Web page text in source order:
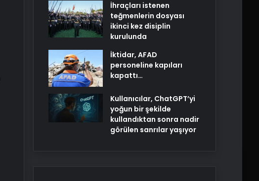
İhraçları istenen
teğmenlerin dosyası
ikinci kez disiplin
kurulunda
İktidar, AFAD
personeline kapıları
kapattı…
Kullanıcılar, ChatGPT’yi
yoğun bir şekilde
kullandıktan sonra nadir
görülen sanrılar yaşıyor